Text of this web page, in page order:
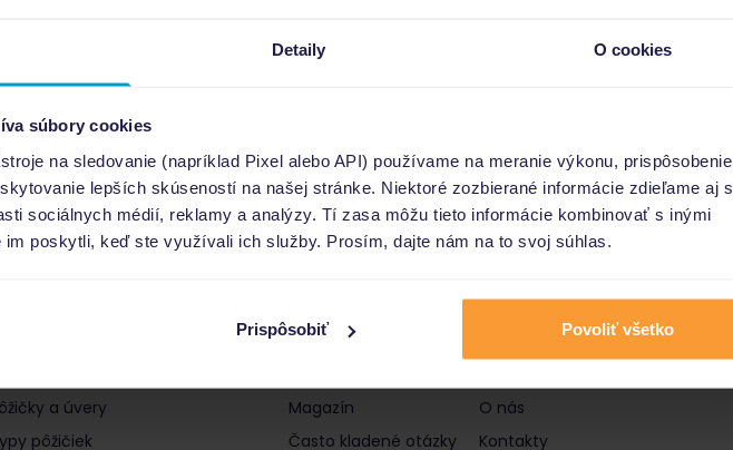
Detaily O cookies
súbory cookies
na sledovanie (napríklad Pixel alebo API) používame na meranie výkonu, prispôsobenie
lepších skúseností na našej stránke. Niektoré zozbierané informácie zdieľame aj s
sociálnych médií, reklamy a analýzy. Tí zasa môžu tieto informácie kombinovať s inými
im poskytli, keď ste využívali ich služby. Prosím, dajte nám na to svoj súhlas.
Prispôsobiť Povoliť všetko
a úvery
pôžičiek
Magazín
Často kladené otázky
Porovnajto.sk
O nás
Kontakty